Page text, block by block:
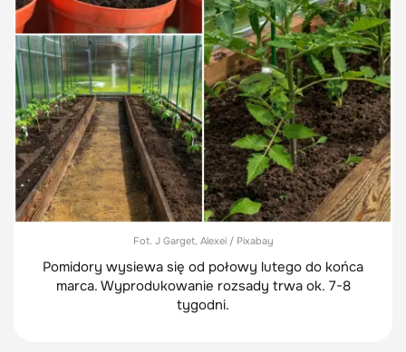
Fot. J Garget, Alexei / Pixabay
Pomidory wysiewa się od połowy lutego do końca
marca. Wyprodukowanie rozsady trwa ok. 7-8
tygodni.